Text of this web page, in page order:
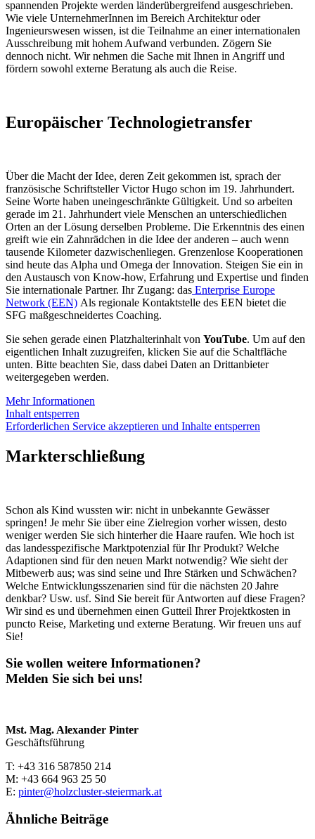
spannenden Projekte werden länderübergreifend ausgeschrieben.
Wie viele UnternehmerInnen im Bereich Architektur oder
Ingenieurswesen wissen, ist die Teilnahme an einer internationalen
Ausschreibung mit hohem Aufwand verbunden. Zögern Sie
dennoch nicht. Wir nehmen die Sache mit Ihnen in Angriff und
fördern sowohl externe Beratung als auch die Reise.
Europäischer Technologietransfer
Über die Macht der Idee, deren Zeit gekommen ist, sprach der
französische Schriftsteller Victor Hugo schon im 19. Jahrhundert.
Seine Worte haben uneingeschränkte Gültigkeit. Und so arbeiten
gerade im 21. Jahrhundert viele Menschen an unterschiedlichen
Orten an der Lösung derselben Probleme. Die Erkenntnis des einen
greift wie ein Zahnrädchen in die Idee der anderen – auch wenn
tausende Kilometer dazwischenliegen. Grenzenlose Kooperationen
sind heute das Alpha und Omega der Innovation. Steigen Sie ein in
den Austausch von Know-how, Erfahrung und Expertise und finden
Sie internationale Partner. Ihr Zugang: das Enterprise Europe
Network (EEN) Als regionale Kontaktstelle des EEN bietet die
SFG maßgeschneidertes Coaching.
Sie sehen gerade einen Platzhalterinhalt von YouTube. Um auf den
eigentlichen Inhalt zuzugreifen, klicken Sie auf die Schaltfläche
unten. Bitte beachten Sie, dass dabei Daten an Drittanbieter
weitergegeben werden.
Mehr Informationen
Inhalt entsperren
Erforderlichen Service akzeptieren und Inhalte entsperren
Markterschließung
Schon als Kind wussten wir: nicht in unbekannte Gewässer
springen! Je mehr Sie über eine Zielregion vorher wissen, desto
weniger werden Sie sich hinterher die Haare raufen. Wie hoch ist
das landesspezifische Marktpotenzial für Ihr Produkt? Welche
Adaptionen sind für den neuen Markt notwendig? Wie sieht der
Mitbewerb aus; was sind seine und Ihre Stärken und Schwächen?
Welche Entwicklungsszenarien sind für die nächsten 20 Jahre
denkbar? Usw. usf. Sind Sie bereit für Antworten auf diese Fragen?
Wir sind es und übernehmen einen Gutteil Ihrer Projektkosten in
puncto Reise, Marketing und externe Beratung. Wir freuen uns auf
Sie!
Sie wollen weitere Informationen?
Melden Sie sich bei uns!
Mst. Mag. Alexander Pinter
Geschäftsführung
T: +43 316 587850 214
M: +43 664 963 25 50
E: pinter@holzcluster-steiermark.at
Ähnliche Beiträge